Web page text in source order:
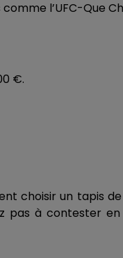
l’UFC-Que
€.
choisir un tapis
pas à contester